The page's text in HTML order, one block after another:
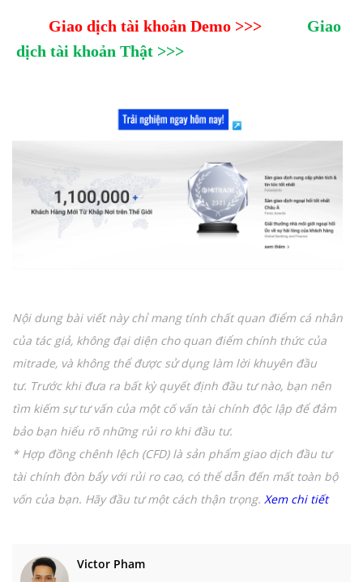
Giao dịch tài khoản Demo >>>
Giao
dịch tài khoản Thật >>>
Nội dung bài viết này chỉ mang tính chất quan điểm cá nhân
của tác giả, không đại diện cho quan điểm chính thức của
mitrade, và không thể được sử dụng làm lời khuyên đầu
tư. Trước khi đưa ra bất kỳ quyết định đầu tư nào, bạn nên
tìm kiếm sự tư vấn của một cố vấn tài chính độc lập để đảm
bảo bạn hiểu rõ những rủi ro khi đầu tư.
* Hợp đồng chênh lệch (CFD) là sản phẩm giao dịch đầu tư
tài chính đòn bẩy với rủi ro cao, có thể dẫn đến mất toàn bộ
vốn của bạn. Hãy đầu tư một cách thận trọng. Xem chi tiết
Victor Pham